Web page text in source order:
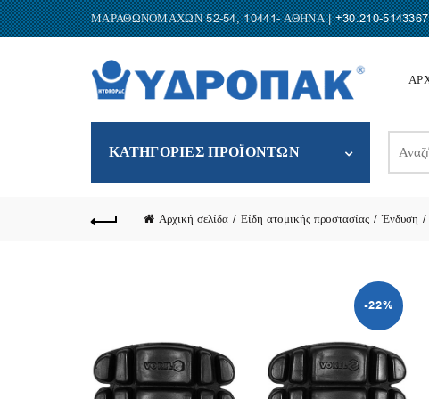
ΜΑΡΑΘΩΝΟΜΑΧΩΝ 52-54, 10441- ΑΘΗΝΑ |+30.210-5143367
ΚΑΤΗΓΟΡΙΕΣ ΠΡΟΪΟΝΤΩΝ
for:
Αρχική σελίδα Είδη ατομικής προστασίας Ένδυση
-22%